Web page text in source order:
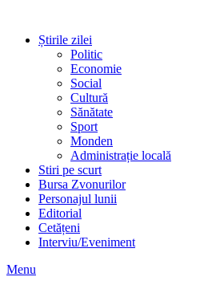
Știrile zilei
Politic
Economie
Social
Cultură
Sănătate
Sport
Monden
Administrație locală
Stiri pe scurt
Bursa Zvonurilor
Personajul lunii
Editorial
Cetățeni
Interviu/Eveniment
Menu